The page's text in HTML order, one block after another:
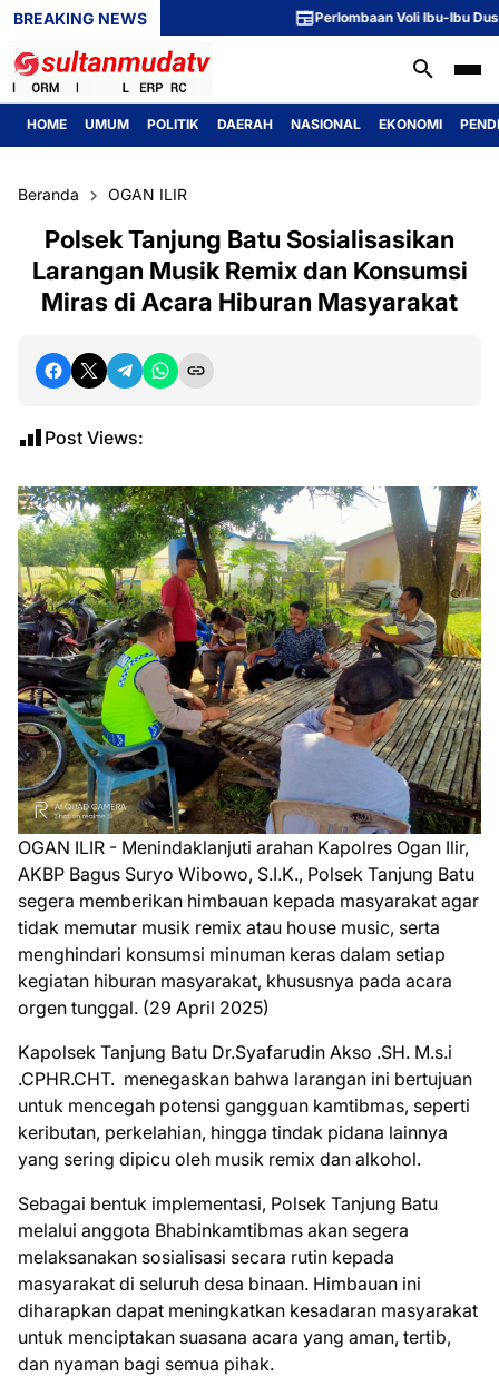
BREAKING NEWS Perlombaan Voli Ibu-Ibu Dusun 1
HOME UMUM POLITIK DAERAH NASIONAL EKONOMI
Beranda OGAN ILIR
Polsek Tanjung Batu Sosialisasikan
Larangan Musik Remix dan Konsumsi
Miras di Acara Hiburan Masyarakat
Post Views:
OGAN ILIR - Menindaklanjuti arahan Kapolres Ogan Ilir,
AKBP Bagus Suryo Wibowo, S.I.K., Polsek Tanjung Batu
segera memberikan himbauan kepada masyarakat agar
tidak memutar musik remix atau house music, serta
menghindari konsumsi minuman keras dalam setiap
kegiatan hiburan masyarakat, khususnya pada acara
orgen tunggal. (29 April 2025)
Kapolsek Tanjung Batu Dr.Syafarudin Akso .SH. M.s.i
.CPHR.CHT. menegaskan bahwa larangan ini bertujuan
untuk mencegah potensi gangguan kamtibmas, seperti
keributan, perkelahian, hingga tindak pidana lainnya
yang sering dipicu oleh musik remix dan alkohol.
Sebagai bentuk implementasi, Polsek Tanjung Batu
melalui anggota Bhabinkamtibmas akan segera
melaksanakan sosialisasi secara rutin kepada
masyarakat di seluruh desa binaan. Himbauan ini
diharapkan dapat meningkatkan kesadaran masyarakat
untuk menciptakan suasana acara yang aman, tertib,
dan nyaman bagi semua pihak.